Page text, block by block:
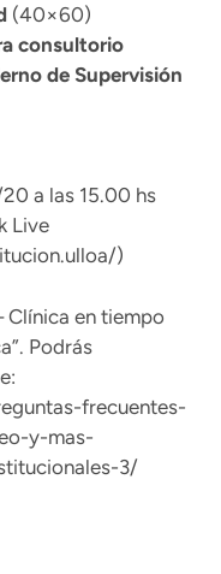
(40×60)
consultorio
de Supervisión
a las 15.00 hs
Live
)
Clínica en tiempo
Podrás
frecuentes-
y-mas-
3/